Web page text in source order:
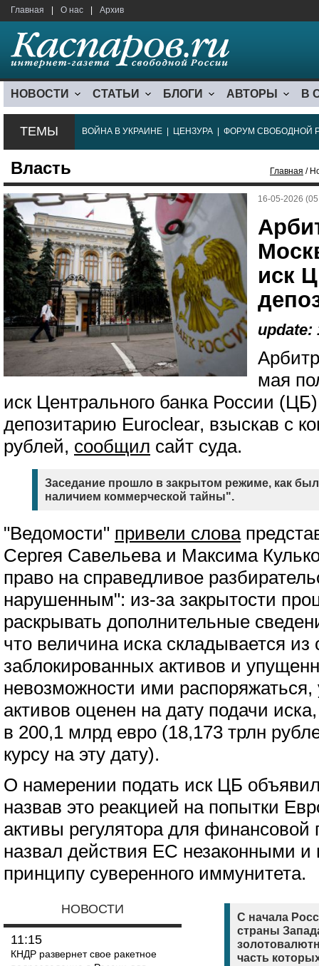
Главная О нас Архив
НОВОСТИ СТАТЬИ БЛОГИ АВТОРЫ В
ТЕМЫ ВОЙНА В УКРАИНЕ ЦЕНЗУРА ФОРУМ СВОБОДНОЙ
Власть Главная /
16-05-2026
иск
update:
мая
иск Центрального банка России
депозитарию Euroclear, взыскав с
рублей, сообщил сайт суда.
Заседание прошло в закрытом режиме, как
наличием коммерческой тайны".
"Ведомости" привели слова
Сергея Савельева и Максима
право на справедливое
нарушенным": из-за закрытости
раскрывать дополнительные
что величина иска складывается из
заблокированных активов и
невозможности ими
активов оценен на дату подачи
в 200,1 млрд евро (18,173 трлн
курсу на эту дату).
О намерении подать иск ЦБ
назвав это реакцией на попытки
активы регулятора для
назвал действия ЕС незаконными
принципу суверенного иммунитета.
НОВОСТИ
11:15
КНДР развернет свое ракетное
С начала
страны
часть